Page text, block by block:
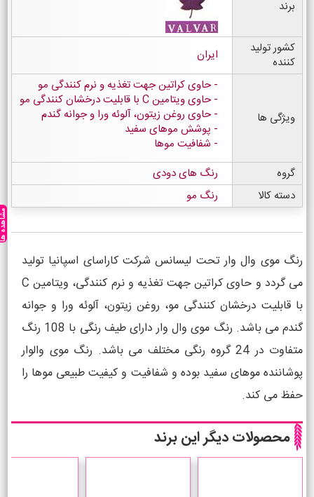
برند
کشور تولید
کننده
ایران
ویژگی ها
حاوی کراتین جهت تغذیه و نرم کنندگی مو
حاوی ویتامین C با قابلیت درخشان کنندگی مو
حاوی روغن زیتون، آلوئه ورا و جوانه گندم
پوشش موهای سفید
شفافیت موها
گروه
رنگ های دودی
دسته کالا
رنگ مو
رنگ موی وال وار تحت لیسانس شرکت کاراسای اسپانیا تولید
می گردد و حاوی کراتین جهت تغذیه و نرم کنندگی، ویتامین C
با قابلیت درخشان کنندگی مو، روغن زیتون، آلوئه ورا و جوانه
گندم می باشد. رنگ موی وال وار دارای طیف رنگی با 108 رنگ
متفاوت در 24 گروه رنگی مختلف می باشد. رنگ موی والوار
پوشاننده موهای سفید بوده و شفافیت و کیفیت طبیعی موها را
حفظ می کند.
محصولات دیگر این برند